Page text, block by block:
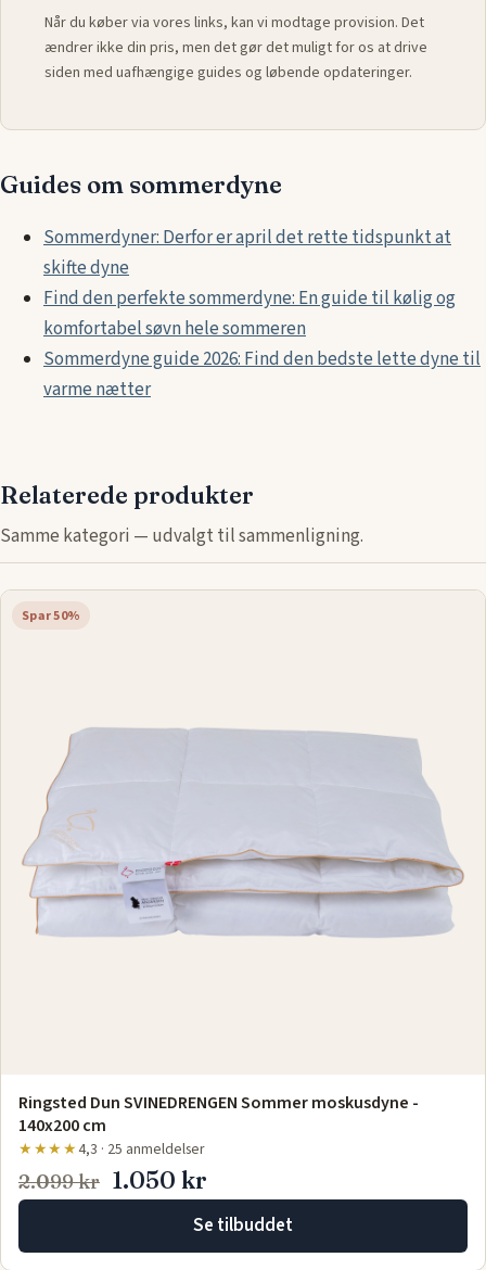
Når du køber via vores links, kan vi modtage provision. Det
ændrer ikke din pris, men det gør det muligt for os at drive
siden med uafhængige guides og løbende opdateringer.
Guides om sommerdyne
Sommerdyner: Derfor er april det rette tidspunkt at
skifte dyne
Find den perfekte sommerdyne: En guide til kølig og
komfortabel søvn hele sommeren
Sommerdyne guide 2026: Find den bedste lette dyne til
varme nætter
Relaterede produkter
Samme kategori — udvalgt til sammenligning.
Spar 50%
Ringsted Dun SVINEDRENGEN Sommer moskusdyne -
140x200 cm
★★★★4,3 · 25 anmeldelser
2.099 kr 1.050 kr
Se tilbuddet